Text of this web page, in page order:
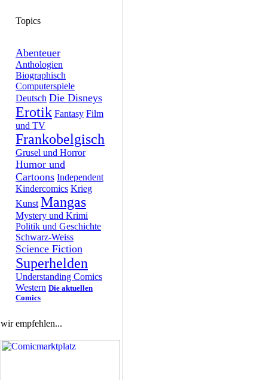
Topics
Abenteuer
Anthologien
Biographisch
Computerspiele
Deutsch Die Disneys
Erotik Fantasy Film
und TV
Frankobelgisch
Grusel und Horror
Humor und
Cartoons Independent
Kindercomics Krieg
Kunst Mangas
Mystery und Krimi
Politik und Geschichte
Schwarz-Weiss
Science Fiction
Superhelden
Understanding Comics
Western Die aktuellen
Comics
wir empfehlen...